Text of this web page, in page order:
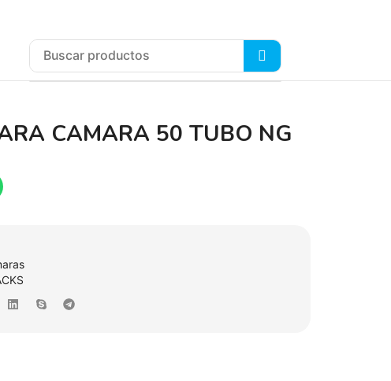
CAMARA 50 TUBO NG